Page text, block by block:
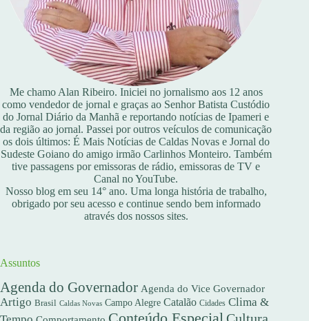
Me chamo Alan Ribeiro. Iniciei no jornalismo aos 12 anos
como vendedor de jornal e graças ao Senhor Batista Custódio
do Jornal Diário da Manhã e reportando notícias de Ipameri e
da região ao jornal. Passei por outros veículos de comunicação
os dois últimos: É Mais Notícias de Caldas Novas e Jornal do
Sudeste Goiano do amigo irmão Carlinhos Monteiro. Também
tive passagens por emissoras de rádio, emissoras de TV e
Canal no YouTube.
Nosso blog em seu 14° ano. Uma longa história de trabalho,
obrigado por seu acesso e continue sendo bem informado
através dos nossos sites.
Assuntos
Agenda do Governador Agenda do Vice Governador
Artigo Brasil Caldas Novas Campo Alegre Catalão Cidades Clima &